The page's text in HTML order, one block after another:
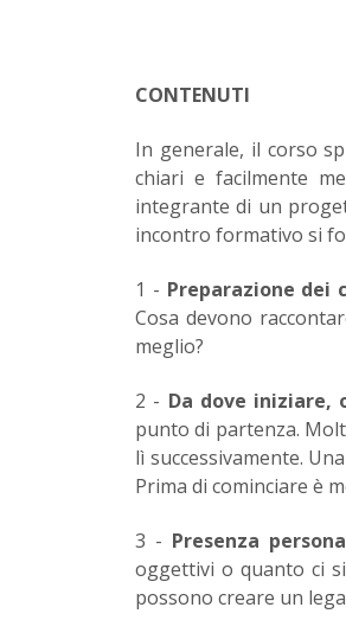
CONTENUTI
In generale, il corso
chiari e facilmente
integrante di un
incontro formativo si
1 - Preparazione
Cosa devono
meglio?
2 - Da dove iniziare,
punto di partenza.
lì successivamente.
Prima di cominciare è
3 - Presenza
oggettivi o quanto ci
possono creare un